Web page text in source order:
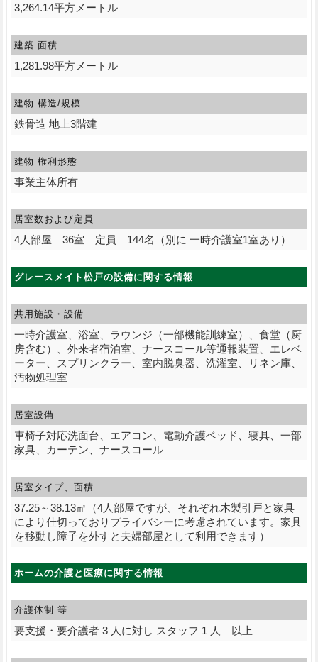
3,264.14平方メートル
建築 面積
1,281.98平方メートル
建物 構造/規模
鉄骨造 地上3階建
建物 権利形態
事業主体所有
居室数および定員
4人部屋 36室 定員 144名（別に 一時介護室1室あり）
グレースメイト松戸の設備に関する情報
共用施設・設備
一時介護室、浴室、ラウンジ（一部機能訓練室）、食堂（厨
房含む）、外来者宿泊室、ナースコール等通報装置、エレベ
ーター、スプリンクラー、室内脱臭器、洗濯室、リネン庫、
汚物処理室
居室設備
車椅子対応洗面台、エアコン、電動介護ベッド、寝具、一部
家具、カーテン、ナースコール
居室タイプ、面積
37.25～38.13㎡（4人部屋ですが、それぞれ木製引戸と家具
により仕切っておりプライバシーに考慮されています。家具
を移動し障子を外すと夫婦部屋として利用できます）
ホームの介護と医療に関する情報
介護体制 等
要支援・要介護者 3 人に対し スタッフ 1 人 以上